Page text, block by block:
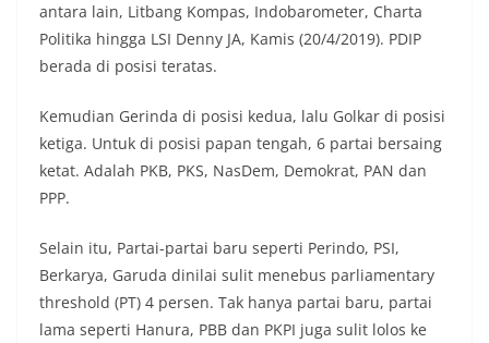
antara lain, Litbang Kompas, Indobarometer, Charta
Politika hingga LSI Denny JA, Kamis (20/4/2019). PDIP
berada di posisi teratas.
Kemudian Gerinda di posisi kedua, lalu Golkar di posisi
ketiga. Untuk di posisi papan tengah, 6 partai bersaing
ketat. Adalah PKB, PKS, NasDem, Demokrat, PAN dan
PPP.
Selain itu, Partai-partai baru seperti Perindo, PSI,
Berkarya, Garuda dinilai sulit menebus parliamentary
threshold (PT) 4 persen. Tak hanya partai baru, partai
lama seperti Hanura, PBB dan PKPI juga sulit lolos ke